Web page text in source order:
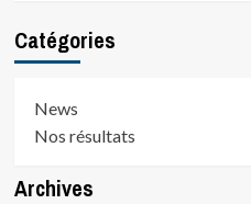
Catégories
News
Nos résultats
Archives